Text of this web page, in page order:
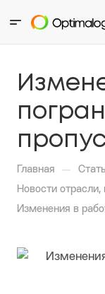
Главная —
Новости
Изменения в